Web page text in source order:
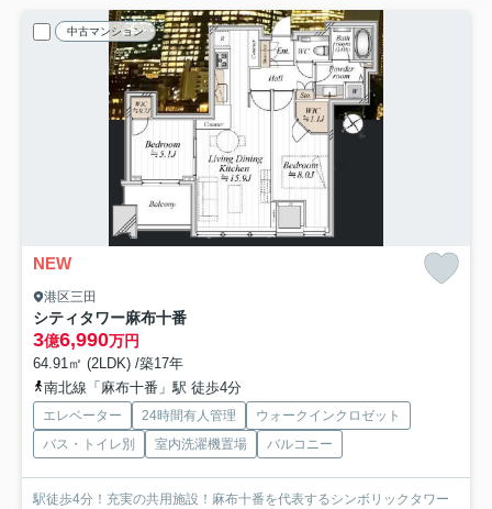
中古マンション
NEW
港区三田
シティタワー麻布十番
3億6,990万円
64.91㎡ (2LDK) /築17年
南北線「麻布十番」駅 徒歩4分
エレベーター 24時間有人管理
ウォークインクロゼット
バス・トイレ別
室内洗濯機置場 バルコニー
駅徒歩4分！充実の共用施設！麻布十番を代表するシンボリックタワー